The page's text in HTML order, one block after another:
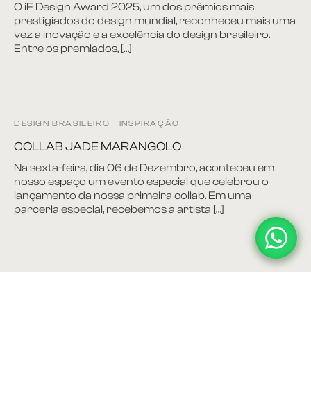
O iF Design Award 2025, um dos prêmios mais
prestigiados do design mundial, reconheceu mais uma
vez a inovação e a excelência do design brasileiro.
Entre os premiados, […]
DESIGN BRASILEIRO INSPIRAÇÃO
COLLAB JADE MARANGOLO
Na sexta-feira, dia 06 de Dezembro, aconteceu em
nosso espaço um evento especial que celebrou o
lançamento da nossa primeira collab. Em uma
parceria especial, recebemos a artista […]